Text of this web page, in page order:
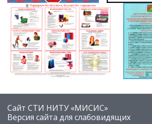
Сайт СТИ НИТУ «МИСИС»
​Версия сайта для слабовидящих